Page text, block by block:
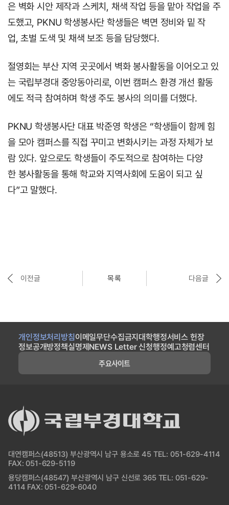
은 벽화 시안 제작과 스케치, 채색 작업 등을 맡아 작업을 주
도했고, PKNU 학생봉사단 학생들은 벽면 정비와 밑 작
업, 초벌 도색 및 채색 보조 등을 담당했다.
절영회는 부산 지역 곳곳에서 벽화 봉사활동을 이어오고 있
는 국립부경대 중앙동아리로, 이번 캠퍼스 환경 개선 활동
에도 적극 참여하며 학생 주도 봉사의 의미를 더했다.
PKNU 학생봉사단 대표 박준영 학생은 “학생들이 함께 힘
을 모아 캠퍼스를 직접 꾸미고 변화시키는 과정 자체가 보
람 있다. 앞으로도 학생들이 주도적으로 참여하는 다양
한 봉사활동을 통해 학교와 지역사회에 도움이 되고 싶
다”고 말했다.
이전글 목록 다음글
개인정보처리방침이메일무단수집금지대학행정서비스 헌장
정보공개방정책실명제NEWS Letter 신청행정예고청렴센터
주요사이트
대연캠퍼스(48513) 부산광역시 남구 용소로 45 TEL: 051-629-4114
FAX: 051-629-5119
용당캠퍼스(48547) 부산광역시 남구 신선로 365 TEL: 051-629-
4114 FAX: 051-629-6040